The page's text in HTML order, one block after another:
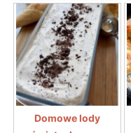
Domowe lody